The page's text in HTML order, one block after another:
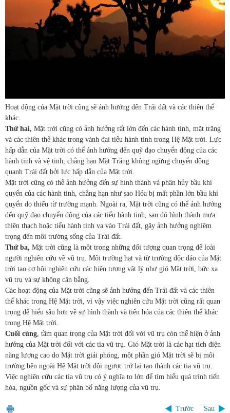
Hoạt động của Mặt trời cũng sẽ ảnh hưởng đến Trái đất và các thiên thể
khác.
Thứ hai, Mặt trời cũng có ảnh hưởng rất lớn đến các hành tinh, mặt trăng
và các thiên thể khác trong vành đai tiểu hành tinh trong Hệ Mặt trời. Lực
hấp dẫn của Mặt trời có thể ảnh hưởng đến quỹ đạo chuyển động của các
hành tinh và vệ tinh, chẳng hạn Mặt Trăng không ngừng chuyển động
quanh Trái đất bởi lực hấp dẫn của Mặt trời.
Mặt trời cũng có thể ảnh hưởng đến sự hình thành và phân hủy bầu khí
quyển của các hành tinh, chẳng hạn như sao Hỏa bị mất phần lớn bầu khí
quyển do thiếu từ trường mạnh. Ngoài ra, Mặt trời cũng có thể ảnh hưởng
đến quỹ đạo chuyển động của các tiểu hành tinh, sau đó hình thành mưa
thiên thạch hoặc tiểu hành tinh va vào Trái đất, gây ảnh hưởng nghiêm
trọng đến môi trường sống của Trái đất.
Thứ ba, Mặt trời cũng là một trong những đối tượng quan trọng để loài
người nghiên cứu về vũ trụ. Môi trường hạt và từ trường độc đáo của Mặt
trời tạo cơ hội nghiên cứu các hiện tượng vật lý như gió Mặt trời, bức xạ
vũ trụ và sự không cân bằng.
Các hoạt động của Mặt trời cũng sẽ ảnh hưởng đến Trái đất và các thiên
thể khác trong Hệ Mặt trời, vì vậy việc nghiên cứu Mặt trời cũng rất quan
trọng để hiểu sâu hơn về sự hình thành và tiến hóa của các thiên thể khác
trong Hệ Mặt trời.
Cuối cùng , tầm quan trọng của Mặt trời đối với vũ trụ còn thể hiện ở ảnh
hưởng của Mặt trời đối với các tia vũ trụ. Gió Mặt trời là các hạt tích điện
năng lượng cao do Mặt trời giải phóng, một phần gió Mặt trời sẽ bị môi
trường bên ngoài Hệ Mặt trời dội ngược trở lại tạo thành các tia vũ trụ.
Việc nghiên cứu các tia vũ trụ có ý nghĩa to lớn để tìm hiểu quá trình tiến
hóa, nguồn gốc và sự phân bố năng lượng của vũ trụ.
Trước Sau